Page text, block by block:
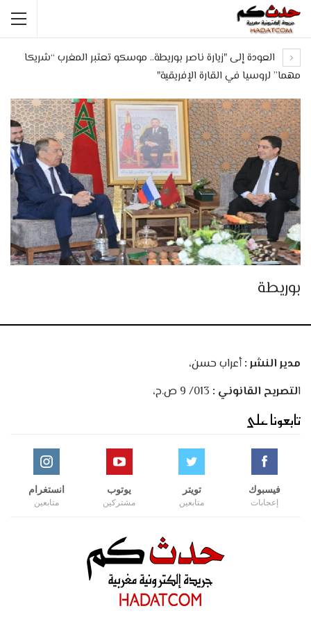
العودة إلى "زيارة ناصر بوريطة.. موسكو تعتبر المغرب “شريكا
مهما” لروسيا في القارة الإفريقية"
بوريطة
مدير النشر :أعراب حسن،
التصريح القانوني :
تابعونا على
فيسبوك
إعجابات
تويتر
متابعين
يوتوب
مشتركين
انستغرام
متابعين